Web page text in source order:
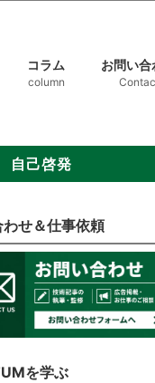
コラム
column
お問い合
自己啓発
わせ＆仕事依頼
を学ぶ